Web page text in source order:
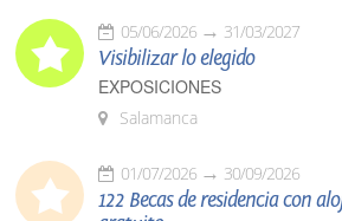
05/06/2026 31/03/2027
Visibilizar lo elegido
EXPOSICIONES
Salamanca
01/07/2026 30/09/2026
122 Becas de residencia con